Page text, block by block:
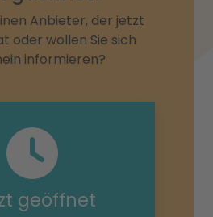
Anbieter, der jetzt
oder wollen Sie sich
informieren?
geöffnet